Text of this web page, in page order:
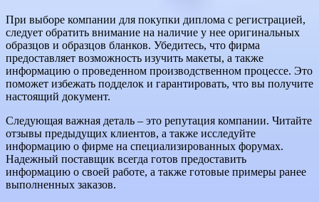
При выборе компании для покупки диплома с регистрацией,
следует обратить внимание на наличие у нее оригинальных
образцов и образцов бланков. Убедитесь, что фирма
предоставляет возможность изучить макеты, а также
информацию о проведенном производственном процессе. Это
поможет избежать подделок и гарантировать, что вы получите
настоящий документ.
Следующая важная деталь – это репутация компании. Читайте
отзывы предыдущих клиентов, а также исследуйте
информацию о фирме на специализированных форумах.
Надежный поставщик всегда готов предоставить
информацию о своей работе, а также готовые примеры ранее
выполненных заказов.